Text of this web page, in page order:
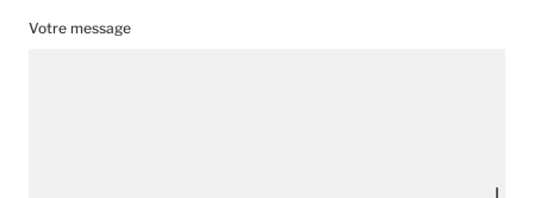
Votre message